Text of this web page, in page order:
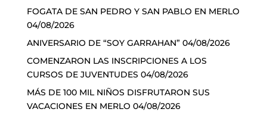
FOGATA DE SAN PEDRO Y SAN PABLO EN MERLO
04/08/2026
ANIVERSARIO DE “SOY GARRAHAN” 04/08/2026
COMENZARON LAS INSCRIPCIONES A LOS
CURSOS DE JUVENTUDES 04/08/2026
MÁS DE 100 MIL NIÑOS DISFRUTARON SUS
VACACIONES EN MERLO 04/08/2026